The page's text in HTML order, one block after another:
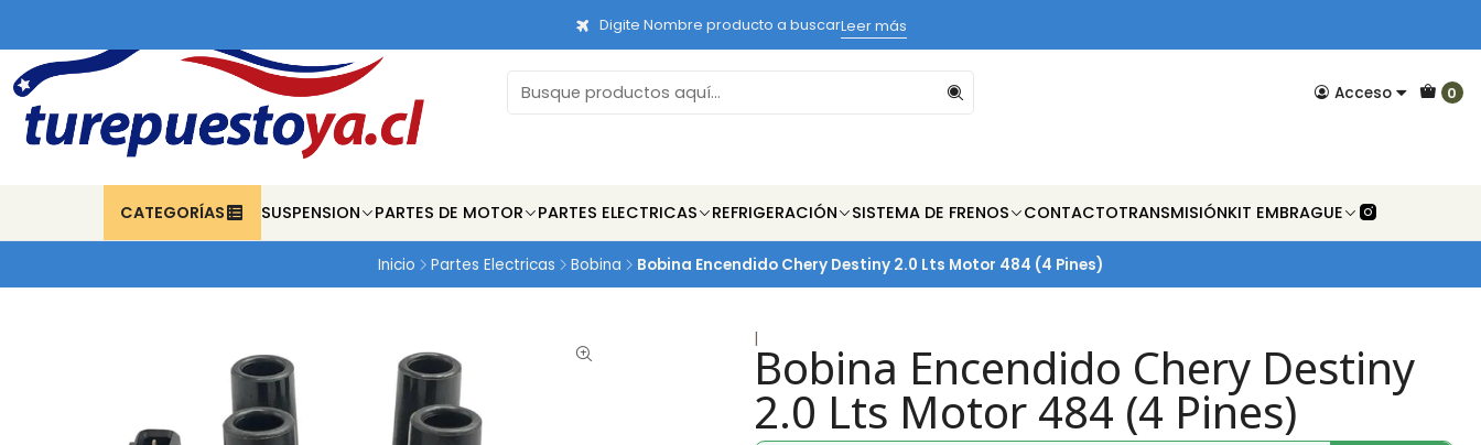
Acceso 0
CATEGORÍAS SUSPENSION PARTES DE MOTOR PARTES ELECTRICAS REFRIGERACIÓN SISTEMA DE FRENOS CONTACTOTRANSMISIÓNKIT EMBRAGUE
Digite Nombre producto a buscarLeer más
Inicio Partes Electricas Bobina Bobina Encendido Chery Destiny 2.0 Lts Motor 484 (4 Pines)
|Bobina Encendido Chery Destiny
2.0 Lts Motor 484 (4 Pines)